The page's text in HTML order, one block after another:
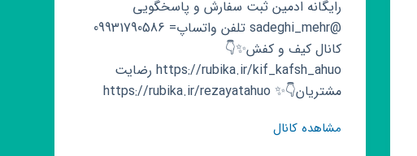
رایگانه ادمین ثبت سفارش و پاسخگویی
@sadeghi_mehr تلفن واتساپ= 09931790586
کانال کیف و کفش✨️👇
https://rubika.ir/kif_kafsh_ahuo رضایت
مشتریان👇✨️ https://rubika.ir/rezayatahuo
مشاهده کانالکانال